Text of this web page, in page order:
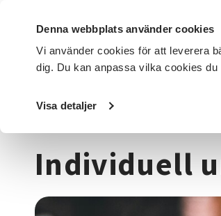
Denna webbplats använder cookies
Vi använder cookies för att leverera
dig. Du kan anpassa vilka cookies du
Visa detaljer
DET HÄR GÖR VI FÖR DIG SOM SÖK
Startsida / Kurser och evenemang
Individuell